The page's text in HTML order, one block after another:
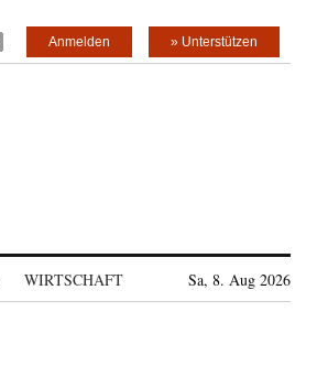
» Unterstützen
Anmelden
WIRTSCHAFT Sa, 8. Aug 2026